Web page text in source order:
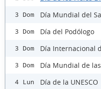
3 Dom Día Mundial del
3 Dom Día del Podólogo
3 Dom Día Internacional
3 Dom Día Mundial de
4 Lun Día de la UNESCO